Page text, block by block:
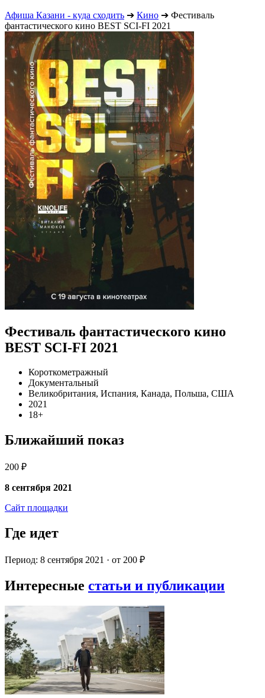
Афиша Казани - куда сходить ➔ Кино ➔ Фестиваль
фантастического кино BEST SCI-FI 2021
Фестиваль фантастического кино
BEST SCI-FI 2021
Короткометражный
Документальный
Великобритания, Испания, Канада, Польша, США
2021
18+
Ближайший показ
200 ₽
8 сентября 2021
Сайт площадки
Где идет
Период: 8 сентября 2021 · от 200 ₽
Интересные статьи и публикации